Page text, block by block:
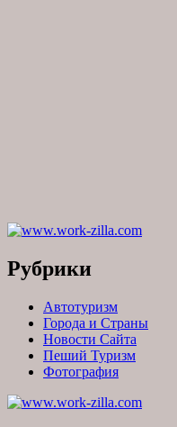
Рубрики
Автотуризм
Города и Страны
Новости Сайта
Пеший Туризм
Фотография